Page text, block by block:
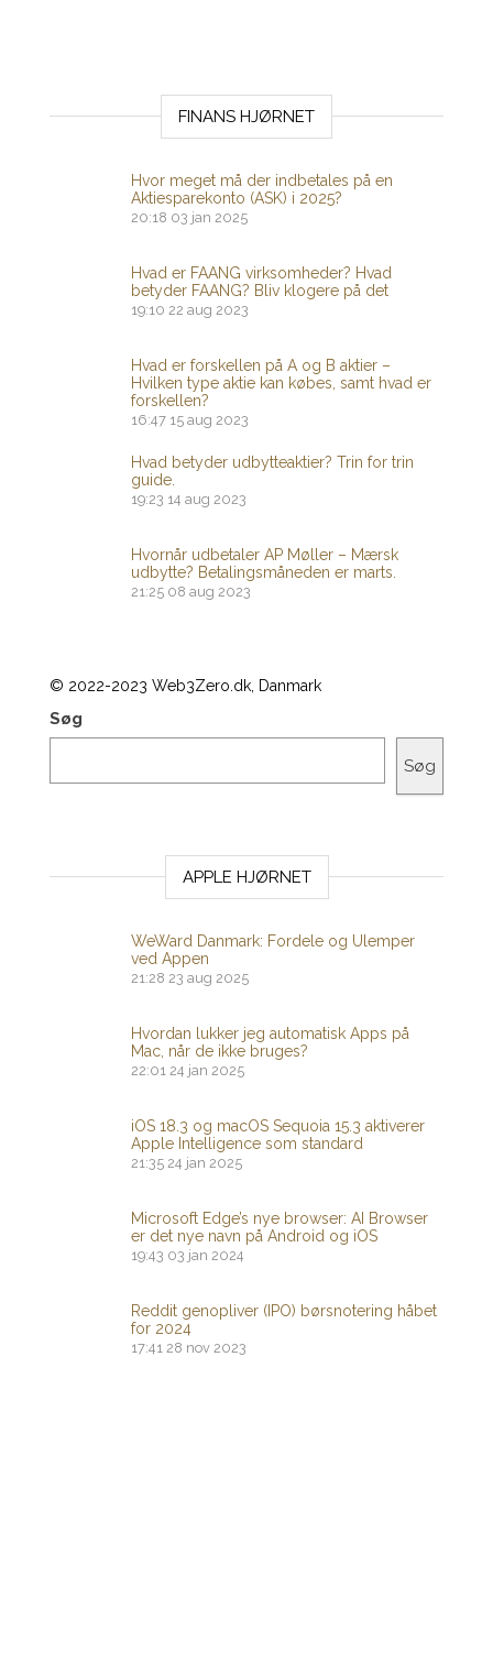
FINANS HJØRNET
Hvor meget må der indbetales på en
Aktiesparekonto (ASK) i 2025?
20:18 03 jan 2025
Hvad er FAANG virksomheder? Hvad
betyder FAANG? Bliv klogere på det
19:10 22 aug 2023
Hvad er forskellen på A og B aktier –
Hvilken type aktie kan købes, samt hvad er
forskellen?
16:47 15 aug 2023
Hvad betyder udbytteaktier? Trin for trin
guide.
19:23 14 aug 2023
Hvornår udbetaler AP Møller – Mærsk
udbytte? Betalingsmåneden er marts.
21:25 08 aug 2023
© 2022-2023 Web3Zero.dk, Danmark
Søg
Søg
APPLE HJØRNET
WeWard Danmark: Fordele og Ulemper
ved Appen
21:28 23 aug 2025
Hvordan lukker jeg automatisk Apps på
Mac, når de ikke bruges?
22:01 24 jan 2025
iOS 18.3 og macOS Sequoia 15.3 aktiverer
Apple Intelligence som standard
21:35 24 jan 2025
Microsoft Edge’s nye browser: AI Browser
er det nye navn på Android og iOS
19:43 03 jan 2024
Reddit genopliver (IPO) børsnotering håbet
for 2024
17:41 28 nov 2023